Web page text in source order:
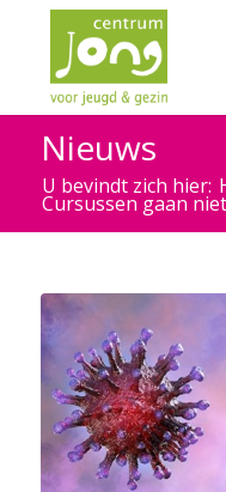
Nieuws
U bevindt zich hier:
Cursussen gaan